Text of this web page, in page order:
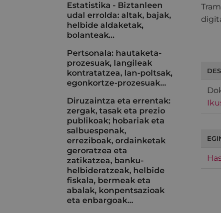
Estatistika - Biztanleen
udal errolda: altak, bajak,
helbide aldaketak,
bolanteak...
Pertsonala: hautaketa-
prozesuak, langileak
kontratatzea, lan-poltsak,
egonkortze-prozesuak...
Diruzaintza eta errentak:
zergak, tasak eta prezio
publikoak; hobariak eta
salbuespenak,
erreziboak, ordainketak
geroratzea eta
zatikatzea, banku-
helbideratzeak, helbide
fiskala, bermeak eta
abalak, konpentsazioak
eta enbargoak…